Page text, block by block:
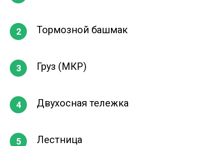
Тормозной башмак
Груз (МКР)
Двухосная тележка
Лестница